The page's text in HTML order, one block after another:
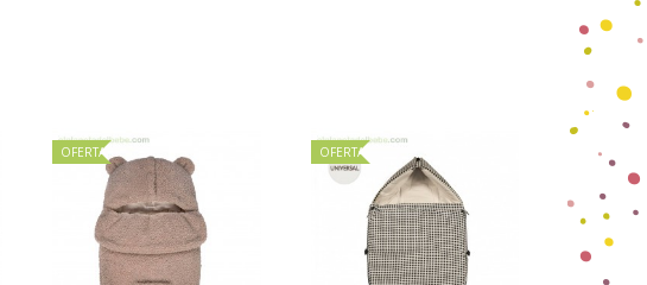
OFERTA OFERTA